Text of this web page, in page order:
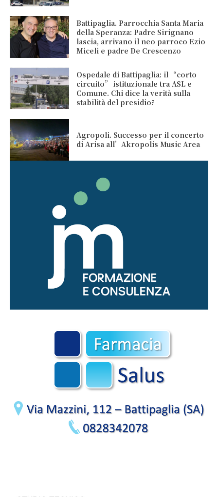
Battipaglia. Parrocchia Santa Maria
della Speranza: Padre Sirignano
lascia, arrivano il neo parroco Ezio
Miceli e padre De Crescenzo
Ospedale di Battipaglia: il “corto
circuito” istituzionale tra ASL e
Comune. Chi dice la verità sulla
stabilità del presidio?
Agropoli. Successo per il concerto
di Arisa all’Akropolis Music Area